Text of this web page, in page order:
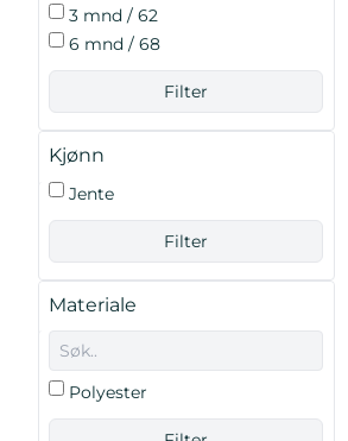
3 mnd / 62
6 mnd / 68
Kjønn
Jente
Materiale
Polyester